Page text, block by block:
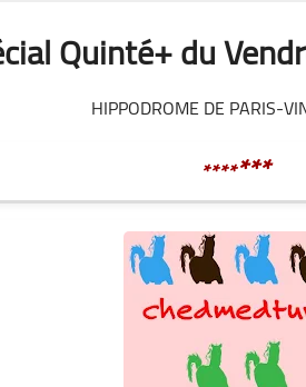
Quinté+ du
HIPPODROME DE PARIS-
*******